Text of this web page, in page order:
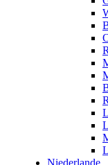
Amsterdam
Amsterdam
Wetter
Strassbourg
Notre Dame
Sacre Coeur
Stadtansichten
Niederlande